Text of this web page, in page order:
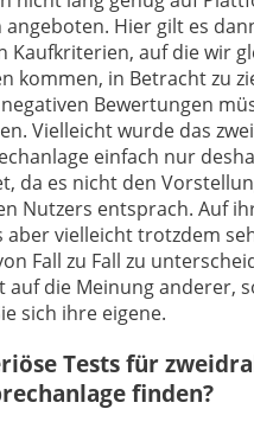
angeboten. Hier gilt es
Kaufkriterien, auf die wir
kommen, in Betracht zu
Bewertungen
Vielleicht wurde das
einfach nur
da es nicht den
Nutzers entsprach. Auf
aber vielleicht trotzdem
Fall zu Fall zu
auf die Meinung anderer,
sich ihre eigene.
Tests für
finden?